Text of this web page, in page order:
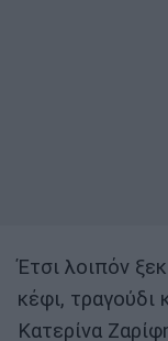
Έτσι λοιπόν
κέφι, τραγούδι
Κατερίνα